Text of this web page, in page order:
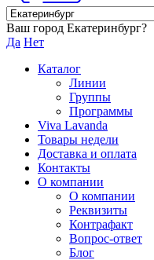
Ваш город Екатеринбург?
Да Нет
Каталог
Линии
Группы
Программы
Viva Lavanda
Товары недели
Доставка и оплата
Контакты
О компании
О компании
Реквизиты
Контрафакт
Вопрос-ответ
Блог